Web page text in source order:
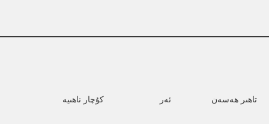
تاھىر ھەسەن ئەر كۇچار ناھىيە